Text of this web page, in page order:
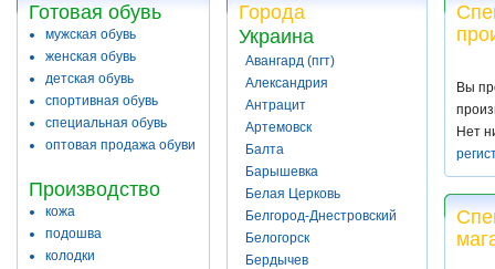
Готовая обувь
мужская обувь
женская обувь
детская обувь
спортивная обувь
специальная обувь
оптовая продажа обуви
Производство
кожа
подошва
колодки
Города
Украина
Авангард (пгт)
Александрия
Антрацит
Артемовск
Балта
Барышевка
Белая Церковь
Белгород-Днестровский
Белогорск
Бердычев
Вы
Нет